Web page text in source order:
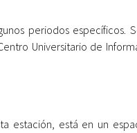
periodos específicos.
Universitario de
estación, está en un